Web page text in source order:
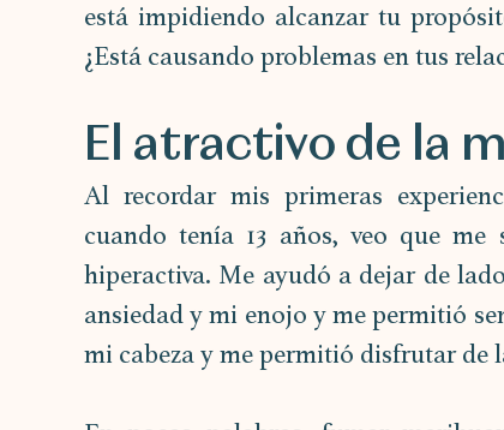
está impidiendo alcanzar tu
¿Está causando problemas en tus
El atractivo de la
Al recordar mis primeras
cuando tenía 13 años, veo que
hiperactiva. Me ayudó a dejar de
ansiedad y mi enojo y me permitió
mi cabeza y me permitió disfrutar de